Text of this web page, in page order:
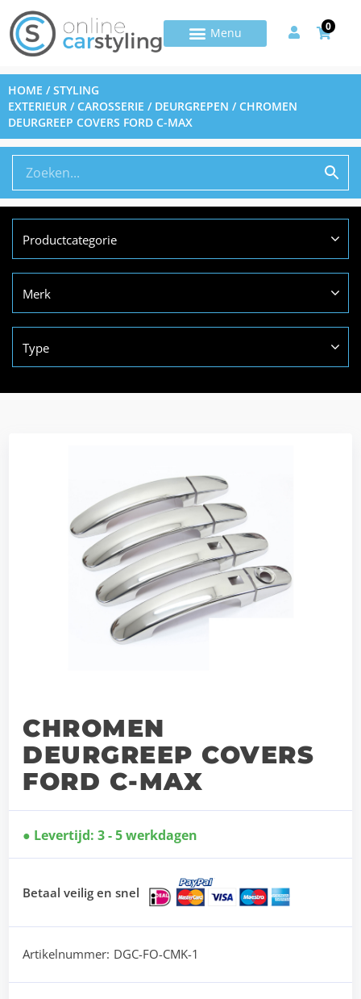
0
HOME /STYLING
EXTERIEUR /CAROSSERIE / DEURGREPEN / CHROMEN
DEURGREEP COVERS FORD C-MAX
Productcategorie
Merk
Type
CHROMEN
DEURGREEP COVERS
FORD C-MAX
Levertijd: 3 - 5 werkdagen
Betaal veilig en snel
Artikelnummer: DGC-FO-CMK-1